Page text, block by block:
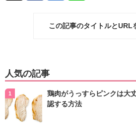
この記事のタイトルとURL
人気の記事
鶏肉がうっすらピンクは大
認する方法